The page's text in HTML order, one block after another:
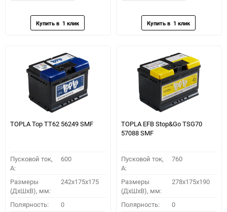
TOPLA Top TT62 56249 SMF
Пусковой ток,
A:
600
Размеры
(ДхШхВ), мм:
242x175x175
Полярность: 0
TOPLA EFB Stop&Go TSG70
57088 SMF
Пусковой ток,
A:
760
Размеры
(ДхШхВ), мм:
278x175x190
Полярность: 0